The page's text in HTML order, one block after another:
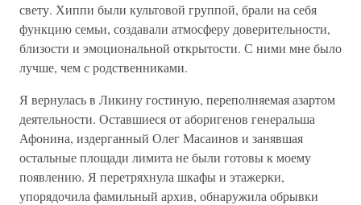
свету. Хиппи были культовой группой, брали на себя
функцию семьи, создавали атмосферу доверительности,
близости и эмоциональной открытости. С ними мне было
лучше, чем с родственниками.
Я вернулась в Ликину гостиную, переполняемая азартом
деятельности. Оставшиеся от аборигенов генеральша
Афонина, издерганный Олег Масаинов и занявшая
остальные площади лимита не были готовы к моему
появлению. Я перетряхнула шкафы и этажерки,
упорядочила фамильный архив, обнаружила обрывки